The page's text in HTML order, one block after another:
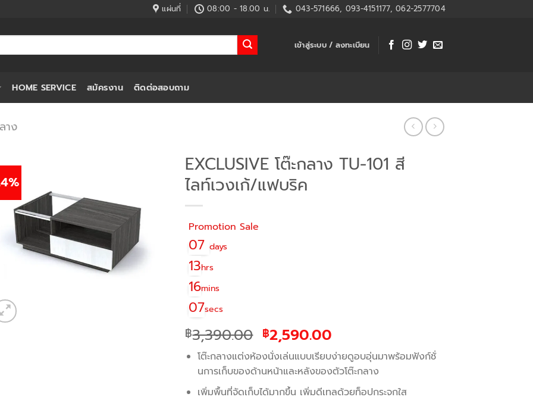
แผ่นที่ 08:00 - 18.00 น. 043-571666, 093-4151177, 062-2577704
เข้าสู่ระบบ / ลงทะเบียน
HOME SERVICE สมัครงาน ติดต่อสอบถาม
าง
EXCLUSIVE โต๊ะกลาง TU-101 สี
ไลท์เวงเก้/แฟบริค
Promotion Sale
07 days
13hrs
16mins
07secs
฿3,390.00 Original
price
was:
฿3,390.00.
฿2,590.00Current
price
is:
฿2,590.00.
โต๊ะกลางแต่งห้องนั่งเล่นแบบเรียบง่ายดูอบอุ่นมาพร้อมฟังก์ชั่
นการเก็บของด้านหน้าและหลังของตัวโต๊ะกลาง
เพิ่มพื้นที่จัดเก็บได้มากขึ้น เพิ่มดีเทลด้วยท็อปกระจกใส